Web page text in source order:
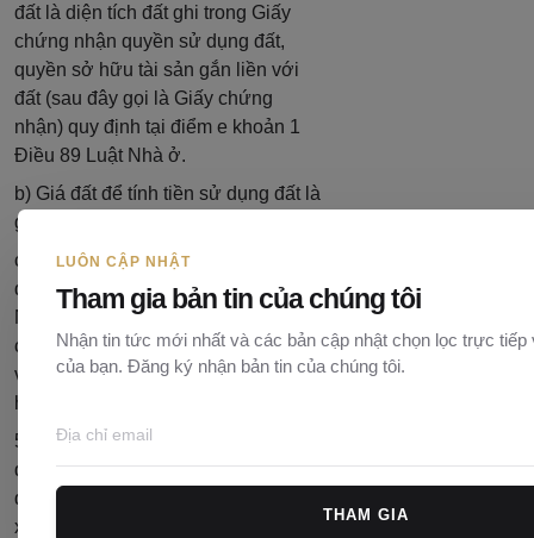
đất là diện tích đất ghi trong Giấy
chứng nhận quyền sử dụng đất,
quyền sở hữu tài sản gắn liền với
đất (sau đây gọi là Giấy chứng
nhận) quy định tại điểm e khoản 1
Điều 89 Luật Nhà ở.
b) Giá đất để tính tiền sử dụng đất là
giá đất trong Bảng giá đất.
c) Thời điểm tính tiền sử dụng đất
được thực hiện theo quy định tại
Nghị định của Chính phủ quy định
chi tiết một số điều của Luật Nhà ở
về phát triển và quản lý nhà ở xã
hội.
5. Trường hợp đóng tiền tương
đương giá trị quỹ đất đã đầu tư xây
dựng hệ thống hạ tầng kỹ thuật để
xây dựng nhà ở xã hội theo quy
LUÔN CẬP NHẬT
Tham gia bản tin của chúng tôi
Nhận tin tức mới nhất và các bản cập nhật chọn lọc trực tiếp
của bạn. Đăng ký nhận bản tin của chúng tôi.
THAM GIA